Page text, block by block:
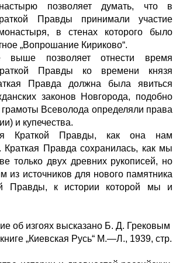
позволяет думать, что в
Правды принимали участие
в стенах которого было
„Вопрошание Кириково“.
выше позволяет отнести время
Правды ко времени князя
Правда должна была явиться
законов Новгорода, подобно
грамоты Всеволода определяли права
и купечества.
Краткой Правды, как она нам
Краткая Правда сохранилась, как мы
только двух древних рукописей, но
из источников для нового памятника
Правды, к истории которой мы и
об изгоях высказано Б. Д. Грековым
„Киевская Русь“ М.—Л., 1939, стр.